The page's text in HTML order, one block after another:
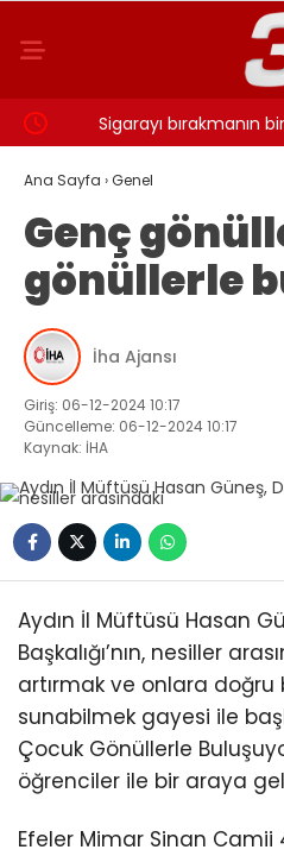
Sigarayı bırakmanın bir
Beyin sağlığı için 7 yıl
Ana Sayfa ›Genel
Genç
gönüllerle
İha Ajansı
Giriş: 06-12-2024 10:17
Güncelleme: 06-12-2024 10:17
Kaynak: İHA
Aydın İl Müftüsü Hasan
Başkalığı’nın, nesiller
artırmak ve onlara doğru
sunabilmek gayesi ile
Çocuk Gönüllerle
öğrenciler ile bir araya
Efeler Mimar Sinan